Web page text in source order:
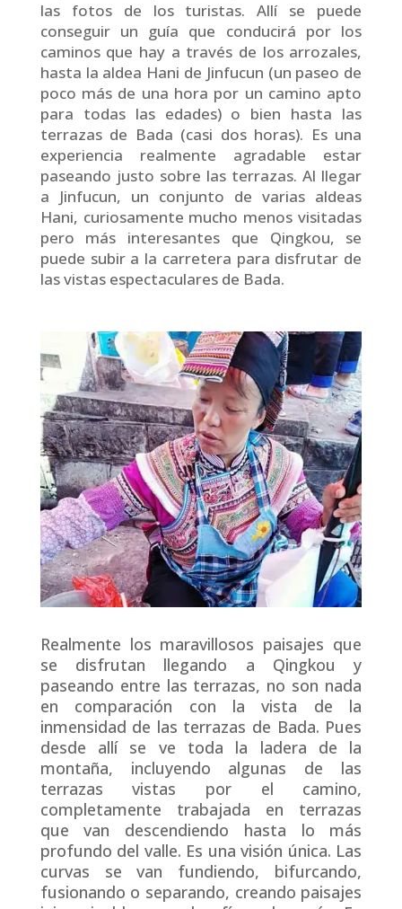
las fotos de los turistas. Allí se puede
conseguir un guía que conducirá por los
caminos que hay a través de los arrozales,
hasta la aldea Hani de Jinfucun (un paseo de
poco más de una hora por un camino apto
para todas las edades) o bien hasta las
terrazas de Bada (casi dos horas). Es una
experiencia realmente agradable estar
paseando justo sobre las terrazas. Al llegar
a Jinfucun, un conjunto de varias aldeas
Hani, curiosamente mucho menos visitadas
pero más interesantes que Qingkou, se
puede subir a la carretera para disfrutar de
las vistas espectaculares de Bada.
Realmente los maravillosos paisajes que
se disfrutan llegando a Qingkou y
paseando entre las terrazas, no son nada
en comparación con la vista de la
inmensidad de las terrazas de Bada. Pues
desde allí se ve toda la ladera de la
montaña, incluyendo algunas de las
terrazas vistas por el camino,
completamente trabajada en terrazas
que van descendiendo hasta lo más
profundo del valle. Es una visión única. Las
curvas se van fundiendo, bifurcando,
fusionando o separando, creando paisajes